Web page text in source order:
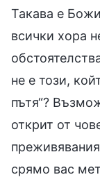
Такава е
всички хора
не е този,
пътя“?
открит от
срямо вас